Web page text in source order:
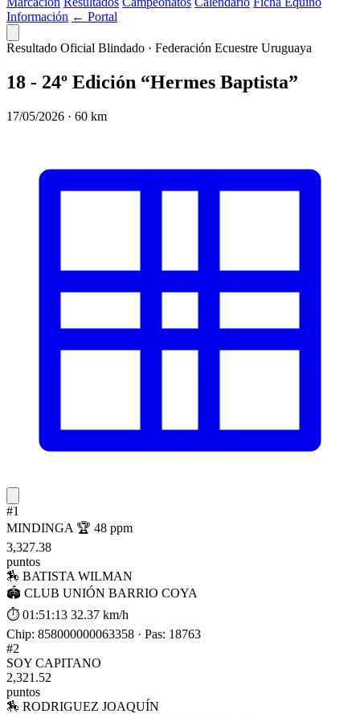
Información ← Portal
Resultado Oficial Blindado · Federación Ecuestre Uruguaya
18 - 24º Edición “Hermes Baptista”
17/05/2026 · 60 km
#1
MINDINGA 🏆 48 ppm
3,327.38
puntos
🏇 BATISTA WILMAN
🏟 CLUB UNIÓN BARRIO COYA
⏱ 01:51:13 32.37 km/h
Chip: 858000000063358 · Pas: 18763
#2
SOY CAPITANO
2,321.52
puntos
🏇 RODRIGUEZ JOAQUÍN